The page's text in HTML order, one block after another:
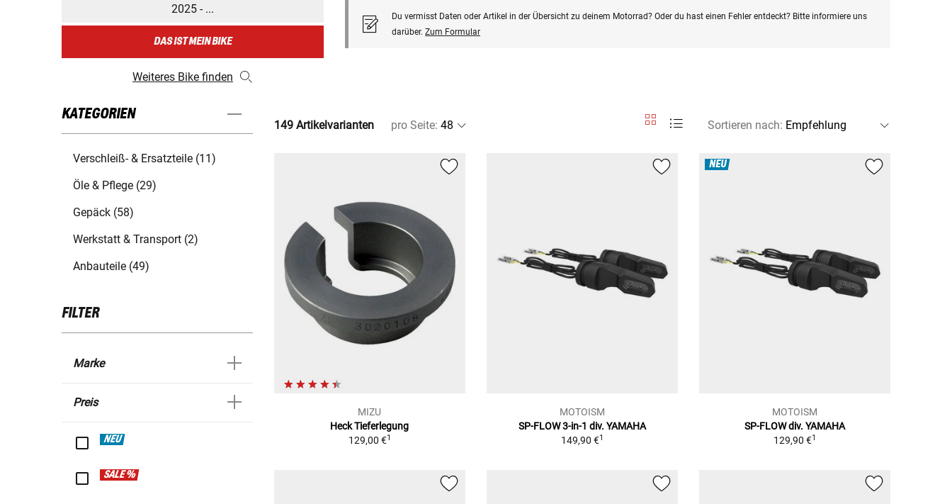
2025 - ...
DAS IST MEIN BIKE
Weiteres Bike finden
Du vermisst Daten oder Artikel in der Übersicht zu deinem Motorrad? Oder du hast einen Fehler entdeckt? Bitte informiere uns
darüber. Zum Formular
KATEGORIEN
Verschleiß- & Ersatzteile (11)
Öle & Pflege (29)
Gepäck (58)
Werkstatt & Transport (2)
Anbauteile (49)
FILTER
Marke
Preis
NEU
SALE %
149 Artikelvarianten pro Seite: Sortieren nach:
MIZU
Heck Tieferlegung
129,00 €1
MOTOISM
SP-FLOW 3-in-1 div. YAMAHA
149,90 €1
NEU
MOTOISM
SP-FLOW div. YAMAHA
129,90 €1